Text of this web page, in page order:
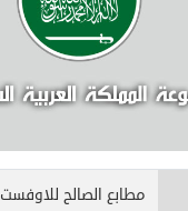
مطابع الصالح للاوفست